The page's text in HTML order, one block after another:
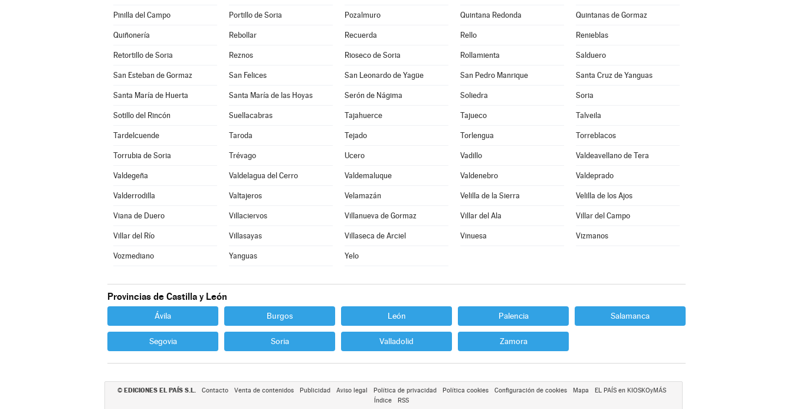
Pinilla del Campo Portillo de Soria Pozalmuro Quintana Redonda Quintanas de Gormaz
Quiñonería Rebollar Recuerda Rello Renieblas
Retortillo de Soria Reznos Rioseco de Soria Rollamienta Salduero
San Esteban de Gormaz San Felices San Leonardo de Yagüe San Pedro Manrique Santa Cruz de Yanguas
Santa María de Huerta Santa María de las Hoyas Serón de Nágima Soliedra Soria
Sotillo del Rincón Suellacabras Tajahuerce Tajueco Talveila
Tardelcuende Taroda Tejado Torlengua Torreblacos
Torrubia de Soria Trévago Ucero Vadillo Valdeavellano de Tera
Valdegeña Valdelagua del Cerro Valdemaluque Valdenebro Valdeprado
Valderrodilla Valtajeros Velamazán Velilla de la Sierra Velilla de los Ajos
Viana de Duero Villaciervos Villanueva de Gormaz Villar del Ala Villar del Campo
Villar del Río Villasayas Villaseca de Arciel Vinuesa Vizmanos
Vozmediano Yanguas Yelo
Provincias de Castilla y León
Ávila Burgos León Palencia Salamanca
Segovia Soria Valladolid Zamora
© EDICIONES EL PAÍS S.L. Contacto Venta de contenidos Publicidad Aviso legal Política de privacidad Política cookies Configuración de cookies Mapa
EL PAÍS en KIOSKOyMÁS
Índice
RSS